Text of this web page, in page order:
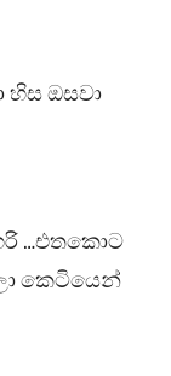
ඔසවා
…එතකොට
කෙටියෙන්